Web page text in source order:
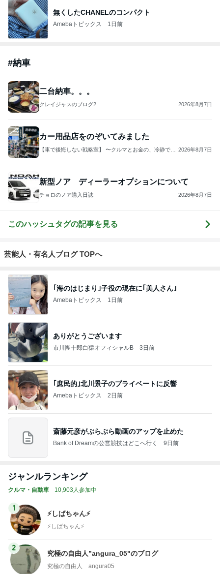
無くしたCHANELのコンパクト
Amebaトピックス 1日前
#納車
二台納車。。。
クレイジャスのブログ2 2026年8月7日
カー用品店をのぞいてみました
【車で後悔しない戦略室】 〜クルマとお金の、冷静で優
2026年8月7日
新型ノア ディーラーオプションについて
チョロのノア購入日誌 2026年8月7日
このハッシュタグの記事を見る
芸能人・有名人ブログ TOPへ
｢海のはじまり｣子役の現在に｢美人さん｣
Amebaトピックス 1日前
ありがとうございます
市川團十郎白猿オフィシャルB 3日前
｢庶民的｣北川景子のプライベートに反響
Amebaトピックス 2日前
斎藤元彦がぶらぶら動画のアップを止めた
Bank of Dreamの公営競技はどこへ行く 9日前
ジャンルランキング
クルマ・自動車 10,903人参加中
1
⚡️しばちゃん⚡
⚡️しばちゃん⚡️
2
究極の自由人”angura_05"のブログ
究極の自由人 angura05